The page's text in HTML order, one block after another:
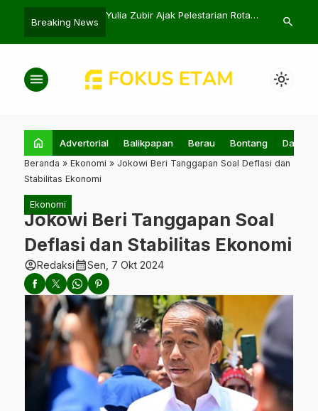
Breaking News
Yulia Zubir Ajak Pelestarian Rotan
BRI Liga 1:
search
menu light_mode
home Advertorial Balikpapan Berau Bontang Daerah
Beranda » Ekonomi » Jokowi Beri Tanggapan Soal Deflasi dan
Stabilitas Ekonomi
Ekonomi
Jokowi Beri Tanggapan Soal
Deflasi dan Stabilitas Ekonomi
account_circleRedaksicalendar_monthSen, 7 Okt 2024